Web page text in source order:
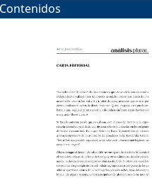
Contenidos